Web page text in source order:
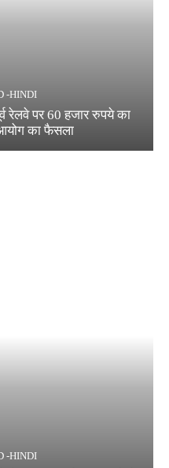
-HINDI
रेलवे पर 60 हजार रुपये का
आयोग का फैसला
-HINDI